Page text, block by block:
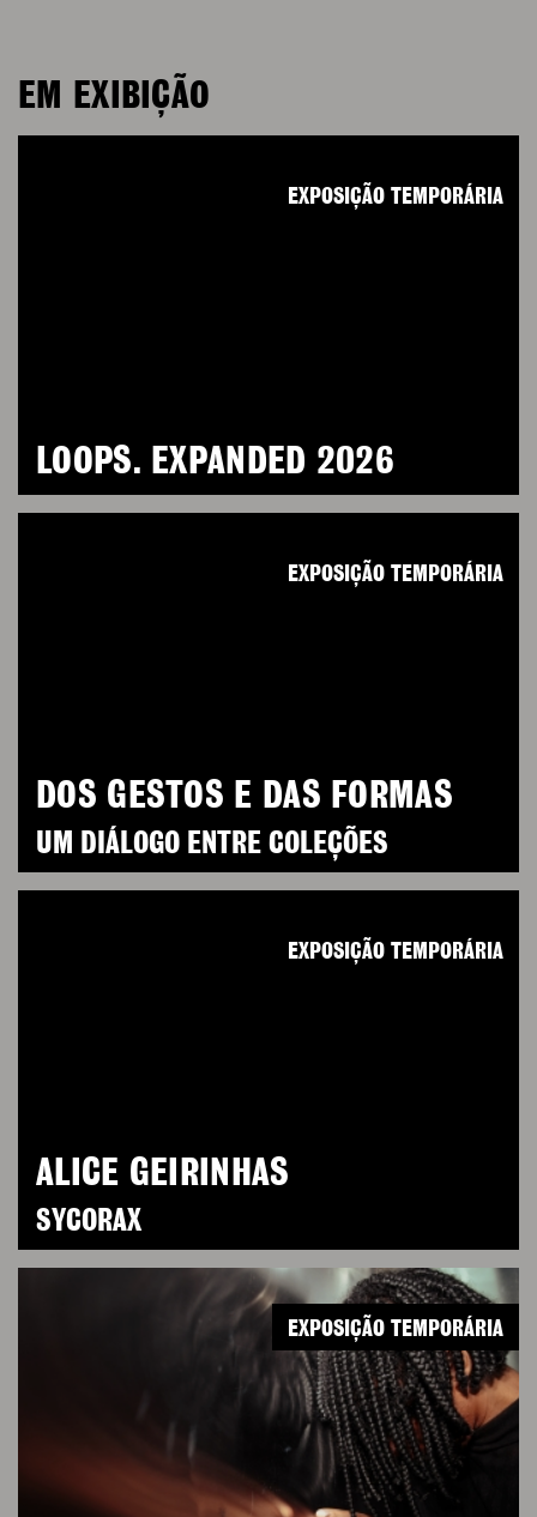
EM EXIBIÇÃO
LOOPS. EXPANDED 2026
EXPOSIÇÃO TEMPORÁRIA
DOS GESTOS E DAS FORMAS
UM DIÁLOGO ENTRE COLEÇÕES
EXPOSIÇÃO TEMPORÁRIA
ALICE GEIRINHAS
SYCORAX
EXPOSIÇÃO TEMPORÁRIA
EXPOSIÇÃO TEMPORÁRIA